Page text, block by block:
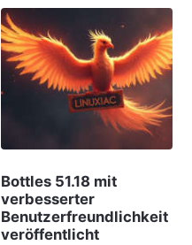
Bottles 51.18 mit
verbesserter
Benutzerfreundlichkeit
veröffentlicht